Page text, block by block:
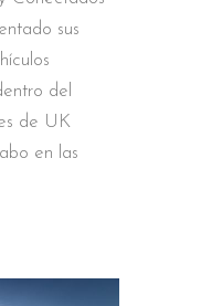
sus
del
de UK
en las